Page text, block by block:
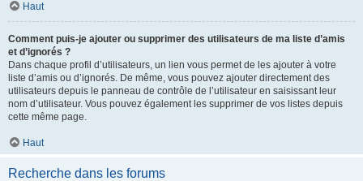
Haut
Comment puis-je ajouter ou supprimer des utilisateurs de ma liste d’amis
et d’ignorés ?
Dans chaque profil d’utilisateurs, un lien vous permet de les ajouter à votre
liste d’amis ou d’ignorés. De même, vous pouvez ajouter directement des
utilisateurs depuis le panneau de contrôle de l’utilisateur en saisissant leur
nom d’utilisateur. Vous pouvez également les supprimer de vos listes depuis
cette même page.
Haut
Recherche dans les forums